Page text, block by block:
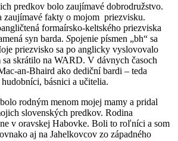
predkov bolo zaujímavé dobrodružstvo.
zaujímavé fakty o mojom priezvisku.
formaírsko-keltského priezviska
syn barda. Spojenie písmen „bh“ sa
priezvisko sa po anglicky vyslovovalo
sa skrátilo na WARD. V dávnych časoch
an-Bhaird ako dediční bardi – teda
básnici a učitelia.
rodným menom mojej mamy a pridal
slovenských predkov. Rodina
v oravskej Habovke. Boli to roľníci a som
aj na Jahelkovcov zo západného